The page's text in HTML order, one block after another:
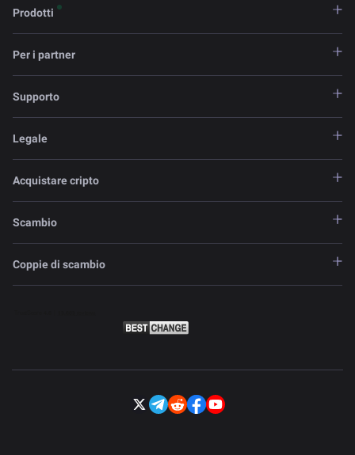
Prodotti
Per i partner
Supporto
Legale
Acquistare cripto
Scambio
Coppie di scambio